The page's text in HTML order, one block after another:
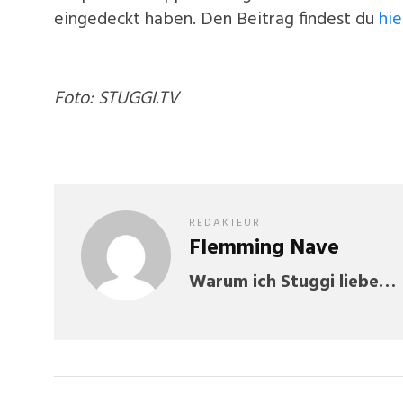
eingedeckt haben. Den Beitrag findest du
Foto: STUGGI.TV
REDAKTEUR
Flemming Nave
Warum ich Stuggi liebe…